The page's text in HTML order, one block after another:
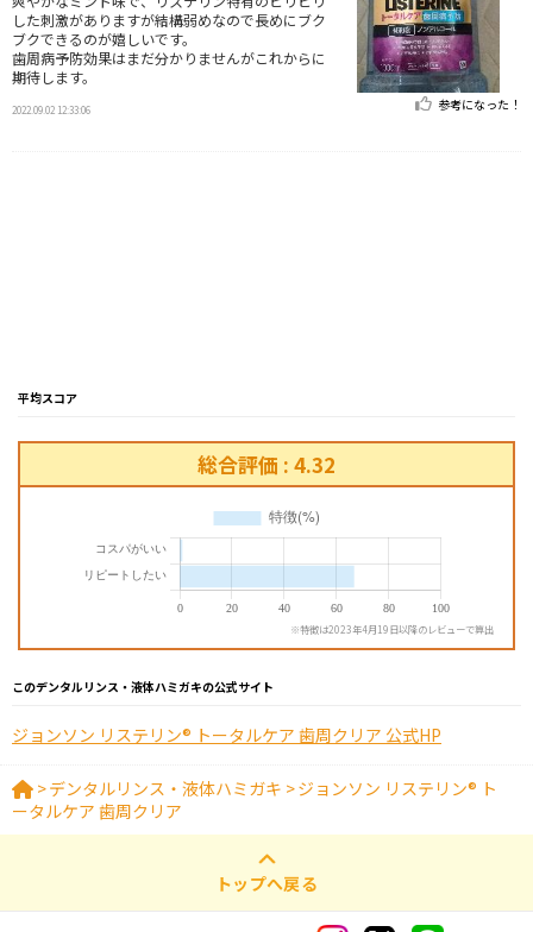
した刺激がありますが結構弱めなので長めにブク
ブクできるのが嬉しいです。
歯周病予防効果はまだ分かりませんがこれからに
期待します。
2022.09.02 12:33:06 参考になった！
平均スコア
総合評価 : 4.32
※特徴は2023年4月19日以降のレビューで算出
このデンタルリンス・液体ハミガキの公式サイト
ジョンソン リステリン® トータルケア 歯周クリア 公式HP
>デンタルリンス・液体ハミガキ >ジョンソン リステリン® ト
ータルケア 歯周クリア
トップへ戻る